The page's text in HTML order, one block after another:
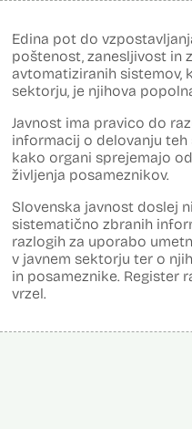
Edina pot do
poštenost, zanesljivost in
avtomatiziranih sistemov,
sektorju, je njihova
Javnost ima pravico do
informacij o delovanju teh
kako organi sprejemajo
življenja posameznikov.
Slovenska javnost doslej
sistematično zbranih
razlogih za uporabo
v javnem sektorju ter o
in posameznike. Register
vrzel.